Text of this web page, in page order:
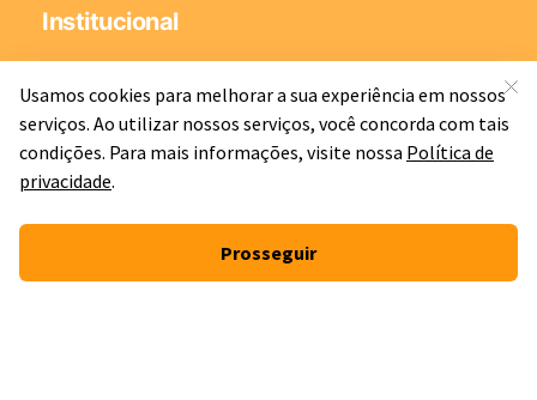
Institucional
SEGURANÇA
TERMOS DE USO
POLÍTICA DE PRIVACIDADE